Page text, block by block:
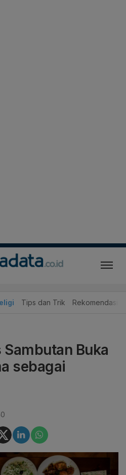
Tips dan Trik Rekomendasi
Buka
sebagai